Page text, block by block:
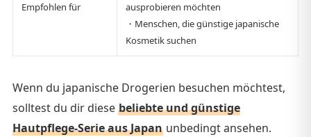
Empfohlen für
ausprobieren möchten
・Menschen, die günstige japanische
Kosmetik suchen
Wenn du japanische Drogerien besuchen möchtest,
solltest du dir diese beliebte und günstige
Hautpflege-Serie aus Japan unbedingt ansehen.